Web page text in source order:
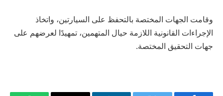
وقامت الجهات المختصة بالتحفظ على السيارتين، واتخاذ
الإجراءات القانونية اللازمة حيال المتهمين، تمهيدًا لعرضهم على
جهات التحقيق المختصة.